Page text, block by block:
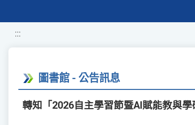
:::
圖書館 - 公告訊息
轉知「2026自主學習節暨AI賦能教與